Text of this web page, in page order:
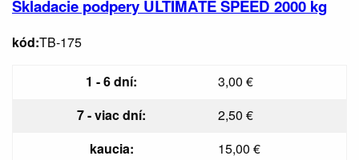
Skladacie podpery ULTIMATE SPEED 2000 kg
kód:TB-175
1 - 6 dní:
3,00 €
7 - viac dní:
2,50 €
kaucia:
15,00 €